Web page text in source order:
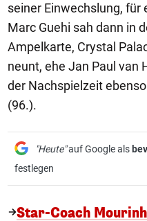
seiner Einwechslung, für
Marc Guehi sah dann in
Ampelkarte, Crystal
neunt, ehe Jan Paul van
der Nachspielzeit
(96.).
"Heute"auf Google als
festlegen
Star-Coach